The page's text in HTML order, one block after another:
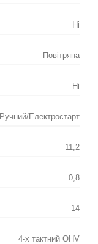
Ні
Повітряна
Ні
Ручний/Електростарт
11,2
0,8
14
4-х тактний OHV